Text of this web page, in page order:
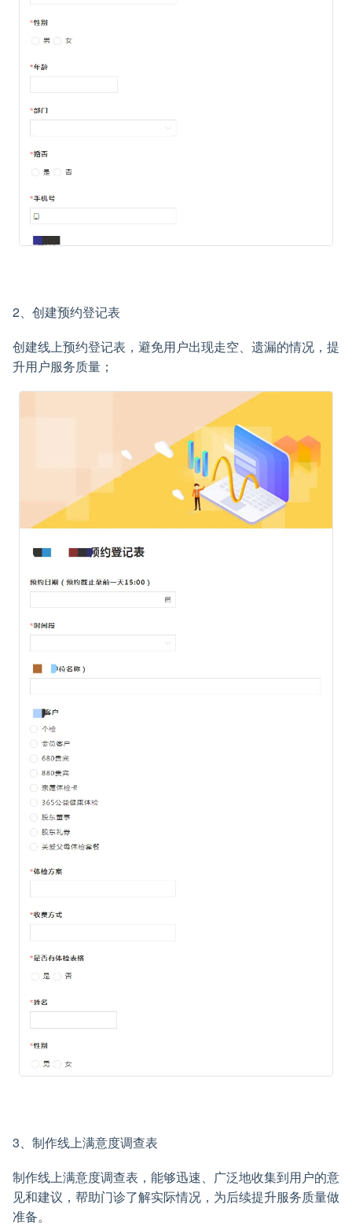
2、创建预约登记表
创建线上预约登记表，避免用户出现走空、遗漏的情况，提
升用户服务质量；
3、制作线上满意度调查表
制作线上满意度调查表，能够迅速、广泛地收集到用户的意
见和建议，帮助门诊了解实际情况，为后续提升服务质量做
准备。